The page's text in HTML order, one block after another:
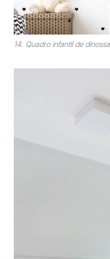
14. Quadro infantil de